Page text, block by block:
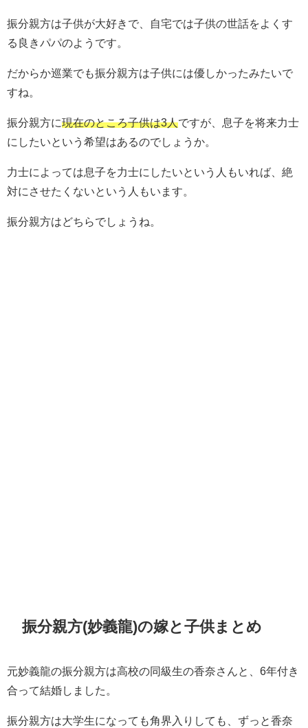
振分親方は子供が大好きで、自宅では子供の世話をよくす
る良きパパのようです。
だからか巡業でも振分親方は子供には優しかったみたいで
すね。
振分親方に現在のところ子供は3人ですが、息子を将来力士
にしたいという希望はあるのでしょうか。
力士によっては息子を力士にしたいという人もいれば、絶
対にさせたくないという人もいます。
振分親方はどちらでしょうね。
振分親方(妙義龍)の嫁と子供まとめ
元妙義龍の振分親方は高校の同級生の香奈さんと、6年付き
合って結婚しました。
振分親方は大学生になっても角界入りしても、ずっと香奈